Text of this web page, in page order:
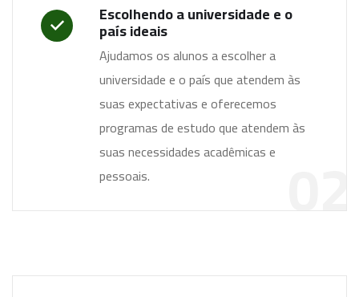
02
Escolhendo a universidade e o
país ideais
Ajudamos os alunos a escolher a
universidade e o país que atendem às
suas expectativas e oferecemos
programas de estudo que atendem às
suas necessidades acadêmicas e
pessoais.